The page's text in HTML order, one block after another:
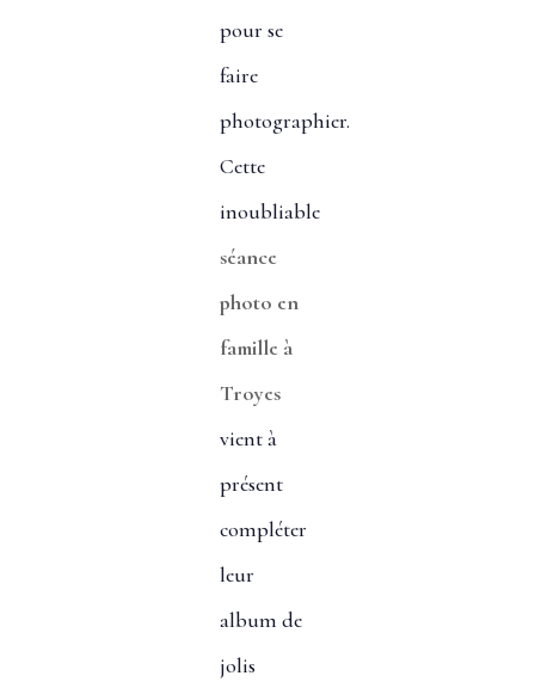
pour se
faire
photographier.
Cette
inoubliable
séance
photo en
famille à
Troyes
vient à
présent
compléter
leur
album de
jolis